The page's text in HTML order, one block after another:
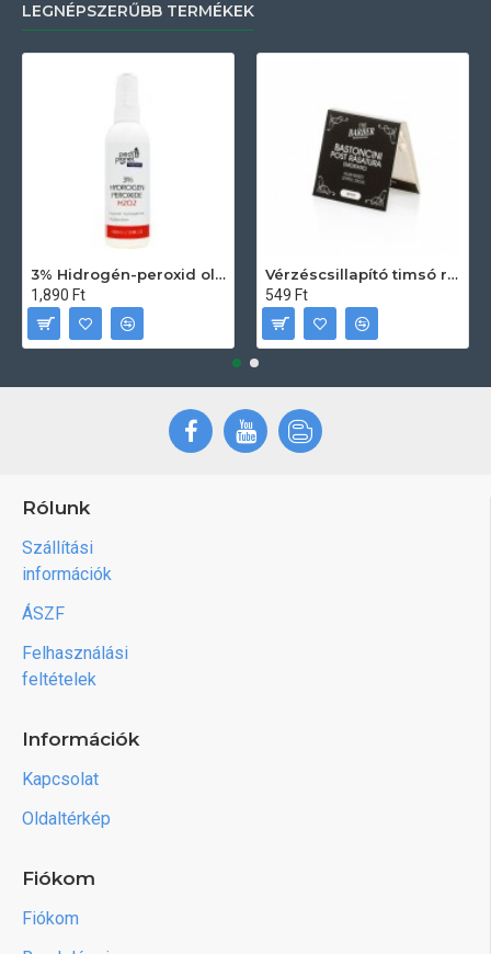
LEGNÉPSZERŰBB TERMÉKEK
3% Hidrogén-peroxid oldat (sebfertőtlenítő) 100ml
1,890 Ft
Vérzéscsillapító timsó rúd 20db
549 Ft
Rólunk
Szállítási
információk
ÁSZF
Felhasználási
feltételek
Információk
Kapcsolat
Oldaltérkép
Fiókom
Fiókom